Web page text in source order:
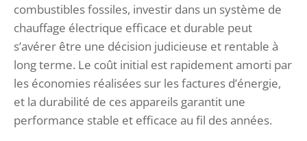
combustibles fossiles, investir dans un système de
chauffage électrique efficace et durable peut
s’avérer être une décision judicieuse et rentable à
long terme. Le coût initial est rapidement amorti par
les économies réalisées sur les factures d’énergie,
et la durabilité de ces appareils garantit une
performance stable et efficace au fil des années.